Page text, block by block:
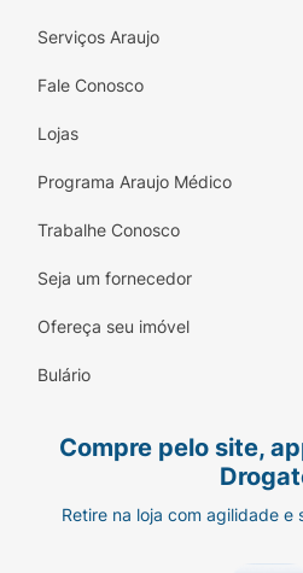
Serviços Araujo
Fale Conosco
Lojas
Programa Araujo Médico
Trabalhe Conosco
Seja um fornecedor
Ofereça seu imóvel
Bulário
Compre pelo site,
Retire na loja com agilidade e